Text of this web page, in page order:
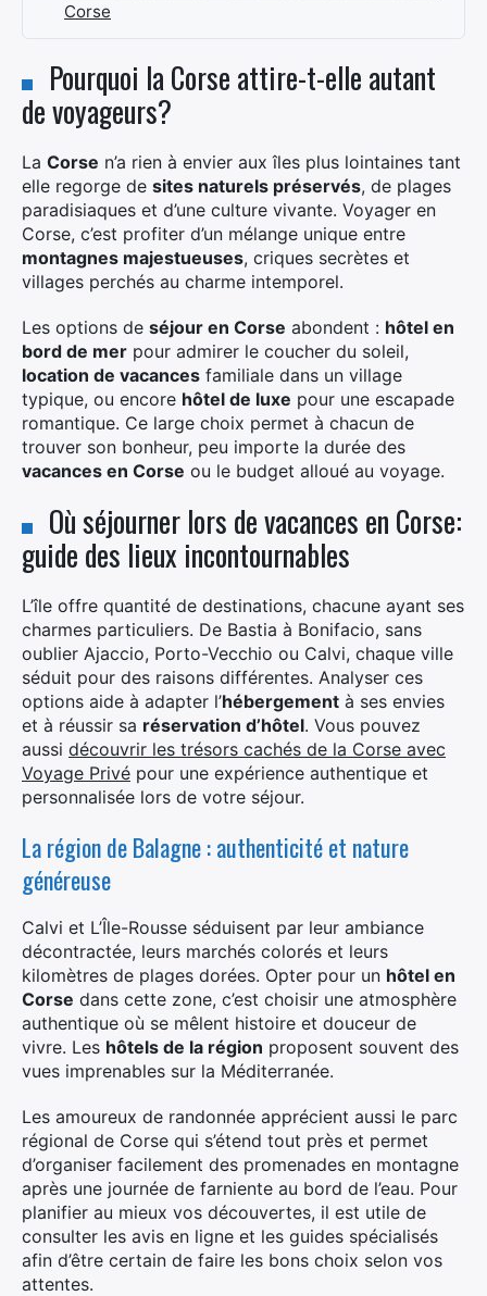
Corse
Pourquoi la Corse attire-t-elle autant
de voyageurs?
La Corse n’a rien à envier aux îles plus lointaines tant
elle regorge de sites naturels préservés, de plages
paradisiaques et d’une culture vivante. Voyager en
Corse, c’est profiter d’un mélange unique entre
montagnes majestueuses, criques secrètes et
villages perchés au charme intemporel.
Les options de séjour en Corse abondent : hôtel en
bord de mer pour admirer le coucher du soleil,
location de vacances familiale dans un village
typique, ou encore hôtel de luxe pour une escapade
romantique. Ce large choix permet à chacun de
trouver son bonheur, peu importe la durée des
vacances en Corse ou le budget alloué au voyage.
Où séjourner lors de vacances en Corse:
guide des lieux incontournables
L’île offre quantité de destinations, chacune ayant ses
charmes particuliers. De Bastia à Bonifacio, sans
oublier Ajaccio, Porto-Vecchio ou Calvi, chaque ville
séduit pour des raisons différentes. Analyser ces
options aide à adapter l’hébergement à ses envies
et à réussir sa réservation d’hôtel. Vous pouvez
aussi découvrir les trésors cachés de la Corse avec
Voyage Privé pour une expérience authentique et
personnalisée lors de votre séjour.
La région de Balagne : authenticité et nature
généreuse
Calvi et L’Île-Rousse séduisent par leur ambiance
décontractée, leurs marchés colorés et leurs
kilomètres de plages dorées. Opter pour un hôtel en
Corse dans cette zone, c’est choisir une atmosphère
authentique où se mêlent histoire et douceur de
vivre. Les hôtels de la région proposent souvent des
vues imprenables sur la Méditerranée.
Les amoureux de randonnée apprécient aussi le parc
régional de Corse qui s’étend tout près et permet
d’organiser facilement des promenades en montagne
après une journée de farniente au bord de l’eau. Pour
planifier au mieux vos découvertes, il est utile de
consulter les avis en ligne et les guides spécialisés
afin d’être certain de faire les bons choix selon vos
attentes.